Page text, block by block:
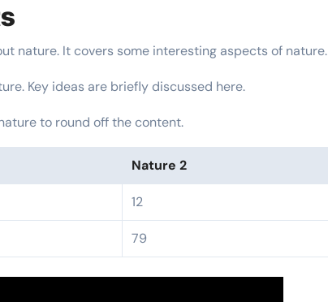
nature. It covers some interesting aspects of nature.
Key ideas are briefly discussed here.
to round off the content.
Nature 2
12
79